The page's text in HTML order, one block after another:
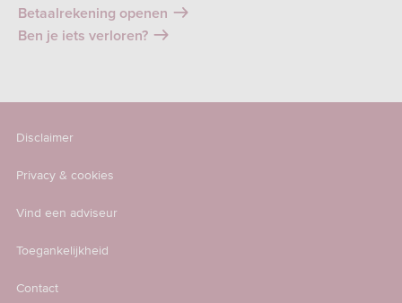
Betaalrekening openen
Ben je iets verloren?
Disclaimer
Privacy & cookies
Vind een adviseur
Toegankelijkheid
Contact